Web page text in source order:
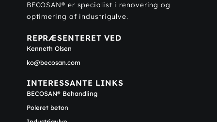
BECOSAN® er specialist i renovering og
optimering af industrigulve.
REPRÆSENTERET VED
Kenneth Olsen
ko@becosan.com
INTERESSANTE LINKS
BECOSAN® Behandling
Poleret beton